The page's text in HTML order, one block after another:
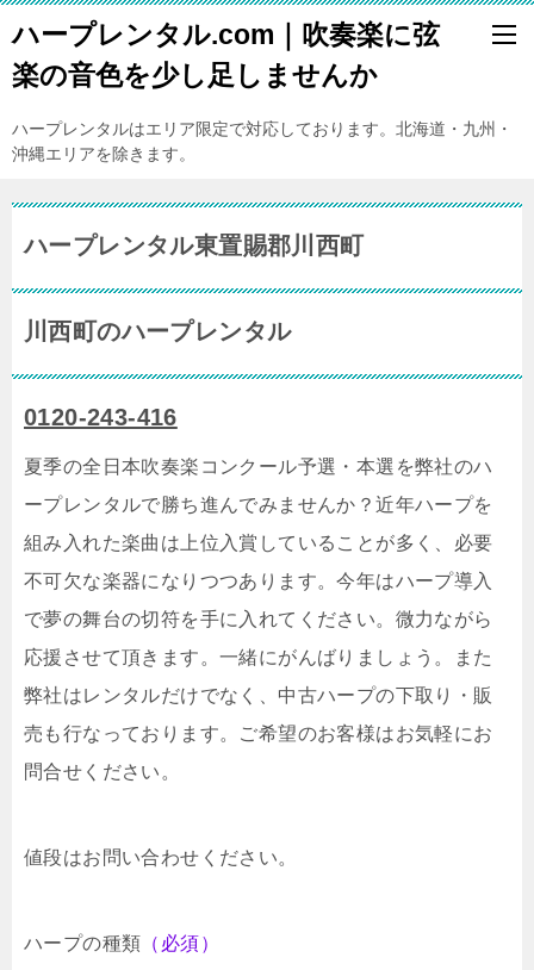
ハープレンタル.com｜吹奏楽に弦
楽の音色を少し足しませんか
ハープレンタルはエリア限定で対応しております。北海道・九州・
沖縄エリアを除きます。
ハープレンタル東置賜郡川西町
川西町のハープレンタル
0120-243-416
夏季の全日本吹奏楽コンクール予選・本選を弊社のハ
ープレンタルで勝ち進んでみませんか？近年ハープを
組み入れた楽曲は上位入賞していることが多く、必要
不可欠な楽器になりつつあります。今年はハープ導入
で夢の舞台の切符を手に入れてください。微力ながら
応援させて頂きます。一緒にがんばりましょう。また
弊社はレンタルだけでなく、中古ハープの下取り・販
売も行なっております。ご希望のお客様はお気軽にお
問合せください。
値段はお問い合わせください。
ハープの種類 （必須）